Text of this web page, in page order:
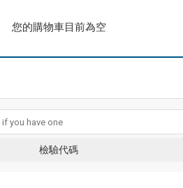
您的購物車目前為空
檢驗代碼